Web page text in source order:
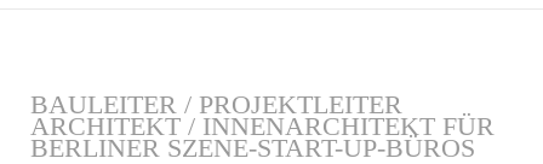
BAULEITER / PROJEKTLEITER
ARCHITEKT / INNENARCHITEKT FÜR
BERLINER SZENE-START-UP-BÜROS